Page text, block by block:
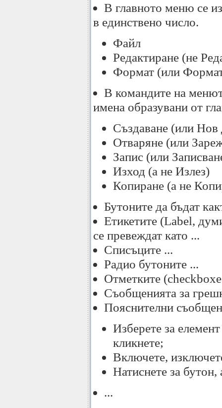
В главното меню се
в единствено число.
Файл
Редактиране (не
Формат (или
В командите на
имена образувани от
Създаване (или
Отваряне (или
Запис (или
Изход (а не Излез)
Копиране (а не
Бутоните да бъдат
Етикетите (Label,
се превеждат като ...
Списъците ...
Радио бутоните ...
Отметките
Съобщенията за
Пояснителни
Изберете за
кликнете;
Включете,
Натиснете за
...